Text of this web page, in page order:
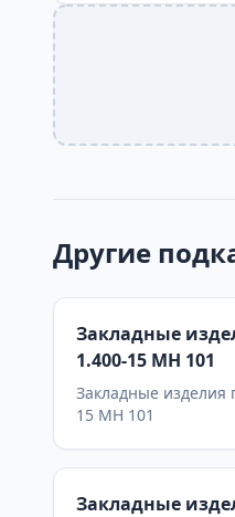
Другие
Закладные
1.400-15 МН 101
Закладные изделия
15 МН 101
Закладные